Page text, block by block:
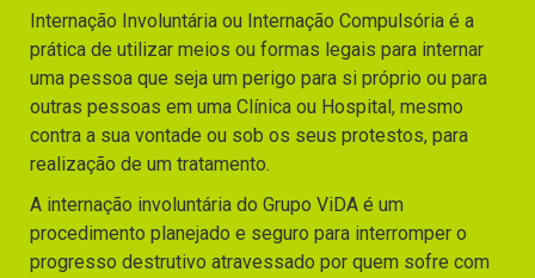
Internação Involuntária ou Internação Compulsória é a
prática de utilizar meios ou formas legais para internar
uma pessoa que seja um perigo para si próprio ou para
outras pessoas em uma Clínica ou Hospital, mesmo
contra a sua vontade ou sob os seus protestos, para
realização de um tratamento.
A internação involuntária do Grupo ViDA é um
procedimento planejado e seguro para interromper o
progresso destrutivo atravessado por quem sofre com